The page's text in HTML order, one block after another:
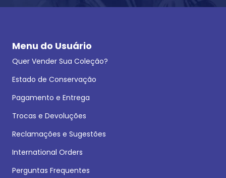
Menu do Usuário
Quer Vender Sua Coleção?
Estado de Conservação
Pagamento e Entrega
Trocas e Devoluções
Reclamações e Sugestões
International Orders
Perguntas Frequentes